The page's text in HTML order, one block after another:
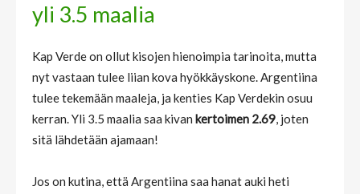
yli 3.5 maalia
Kap Verde on ollut kisojen hienoimpia tarinoita, mutta
nyt vastaan tulee liian kova hyökkäyskone. Argentiina
tulee tekemään maaleja, ja kenties Kap Verdekin osuu
kerran. Yli 3.5 maalia saa kivan kertoimen 2.69, joten
sitä lähdetään ajamaan!
Jos on kutina, että Argentiina saa hanat auki heti